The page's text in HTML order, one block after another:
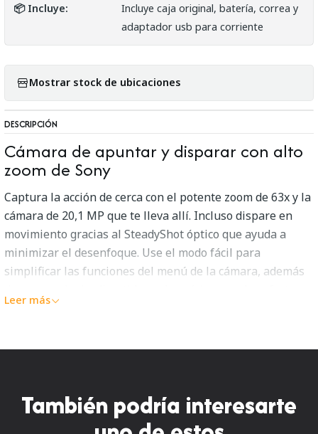
📦 Incluye:
Incluye caja original, batería, correa y
adaptador usb para corriente
Mostrar stock de ubicaciones
DESCRIPCIÓN
Cámara de apuntar y disparar con alto
zoom de Sony
Captura la acción de cerca con el potente zoom de 63x y la
cámara de 20,1 MP que te lleva allí. Incluso dispare en
movimiento gracias al SteadyShot óptico que ayuda a
minimizar el desenfoque. Use el modo fácil para
simplificar las funciones del menú de la cámara, además
de imagen incorporados. Está listo cuando tú lo estés.
óptico de 63x
un objetivo Carl ZEISS profesional. Sujetos lejanos ahora
están al alcance con detalles asombrosos con este zoom
Leer más
También podría interesarte